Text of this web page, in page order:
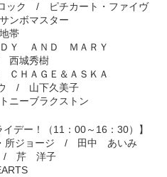
ック / ピチカート・ファイヴ
ボマスター
帯
Ｙ ＡＮＤ ＭＡＲＹ
西城秀樹
ＨＡＧＥ＆ＡＳＫＡ
ウ / 山下久美子
ーブラクストン
デー！（11：00～16：30）】
所ジョージ / 田中 あいみ
/ 芹 洋子